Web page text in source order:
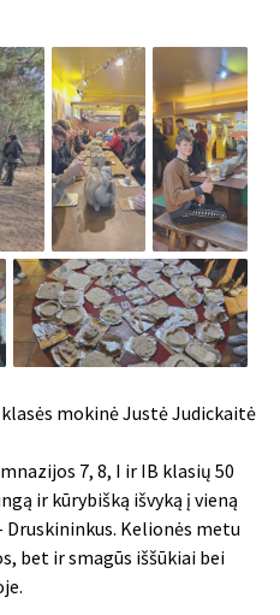
mokinė Justė Judickaitė
7, 8, I ir IB klasių 50
ir kūrybišką išvyką į vieną
Kelionės metu
bet ir smagūs iššūkiai bei